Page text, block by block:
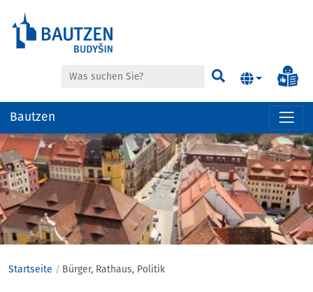
der
Seite
anspringen
Suche Suchen
Bautzen
Startseite Bürger, Rathaus, Politik